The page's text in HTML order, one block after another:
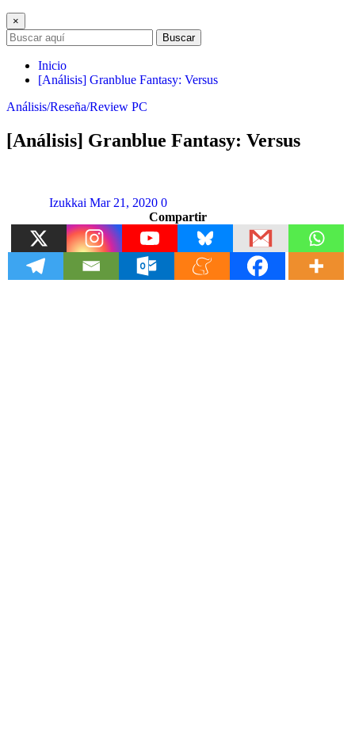
×
Buscar
Inicio
[Análisis] Granblue Fantasy: Versus
Análisis/Reseña/Review PC
[Análisis] Granblue Fantasy: Versus
Izukkai Mar 21, 2020 0
Compartir